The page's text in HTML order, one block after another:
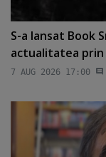
S-a lansat Book
actualitatea prin
7 AUG 2026 17:00